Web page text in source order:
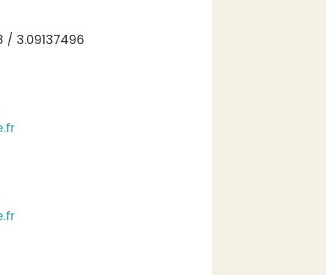
/ 3.09137496